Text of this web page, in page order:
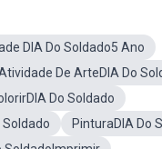
DIA Do Soldado5 Ano
De ArteDIA Do
Do Soldado
Soldado
PinturaDIA Do